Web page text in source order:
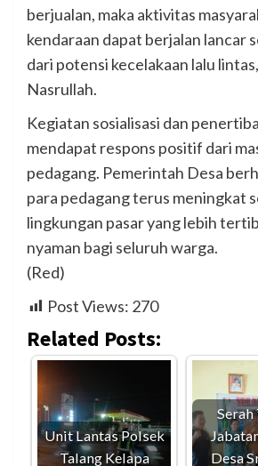
berjualan, maka aktivitas
kendaraan dapat berjalan lancar
dari potensi kecelakaan lalu
Nasrullah.
Kegiatan sosialisasi dan
mendapat respons positif dari
pedagang. Pemerintah Desa
para pedagang terus meningkat
lingkungan pasar yang lebih
nyaman bagi seluruh warga.
(Red)
Post Views: 270
Related Posts:
Unit Lantas Polsek
Talang Kelapa
Serah
Desa